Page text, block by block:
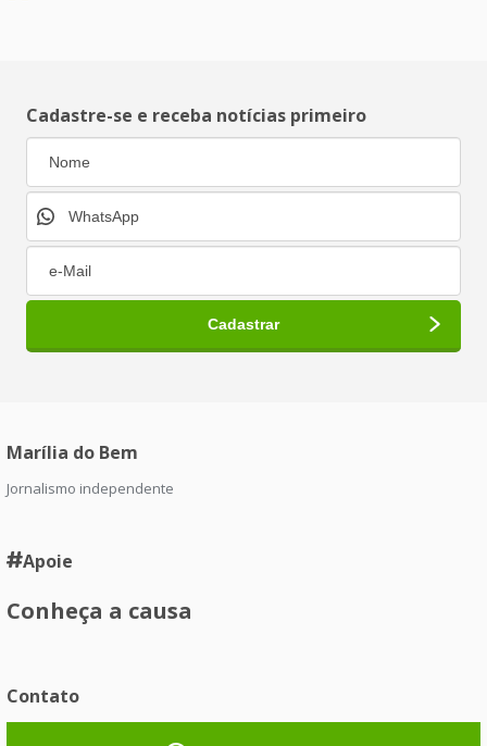
Cadastre-se e receba notícias primeiro
Marília do Bem
Jornalismo independente
Apoie
Conheça a causa
Contato